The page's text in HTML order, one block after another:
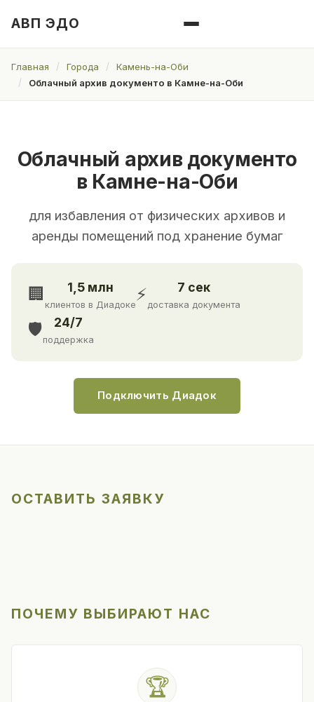
АВП ЭДО
Главная Города
Камень-на-Оби
Облачный архив документо в Камне-на-Оби
Облачный архив документо
в Камне-на-Оби
для избавления от физических архивов и
аренды помещений под хранение бумаг
🏢 1,5 млн
клиентов в Диадоке
⚡ 7 сек
доставка документа
🛡️ 24/7
поддержка
Подключить Диадок
ОСТАВИТЬ ЗАЯВКУ
ПОЧЕМУ ВЫБИРАЮТ НАС
🏆